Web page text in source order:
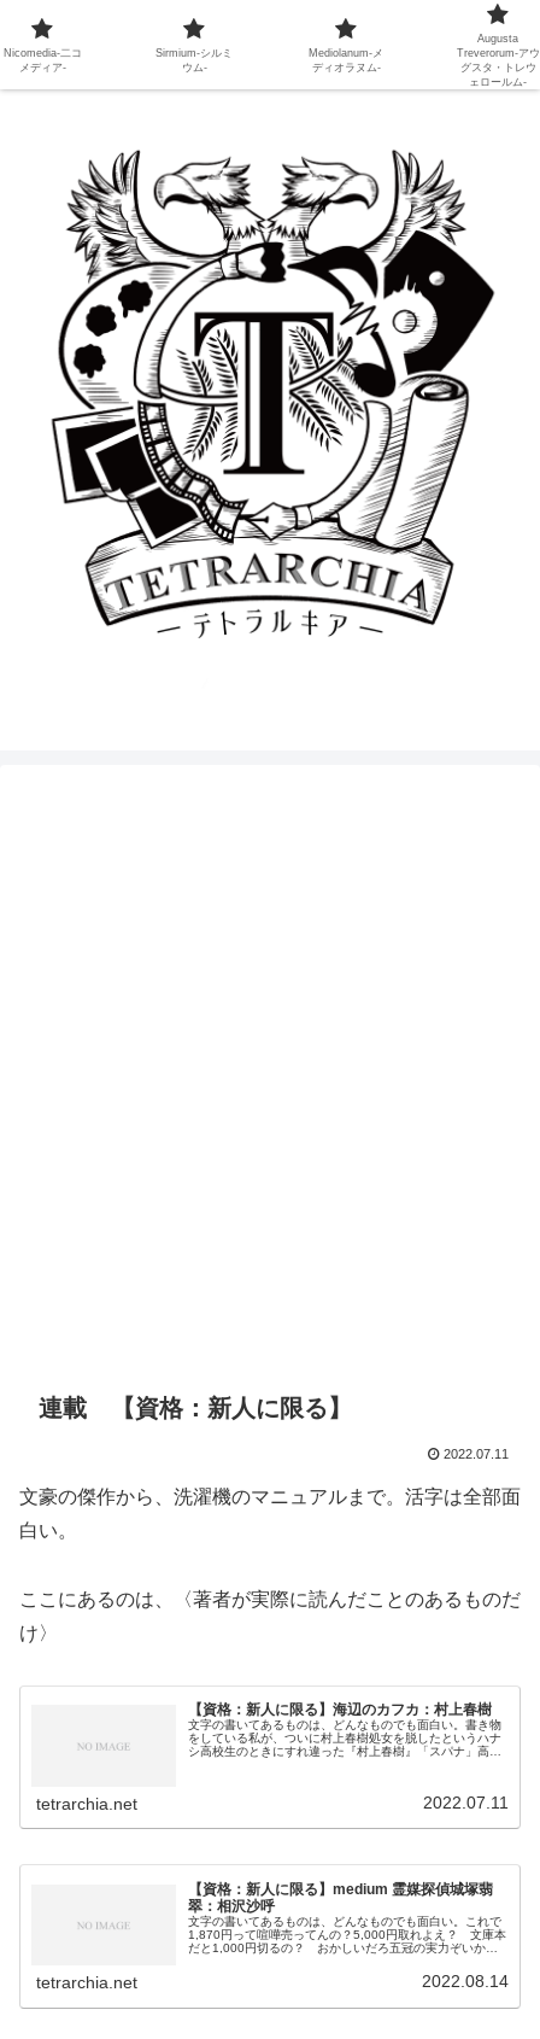
連載 【資格：新人に限る】
2022.07.11
文豪の傑作から、洗濯機のマニュアルまで。活字は全部面
白い。
ここにあるのは、〈著者が実際に読んだことのあるものだ
け〉
【資格：新人に限る】海辺のカフカ：村上春樹
文字の書いてあるものは、どんなものでも面白い。書き物
をしている私が、ついに村上春樹処女を脱したというハナ
シ高校生のときにすれ違った『村上春樹』「スパナ」高校
tetrarchia.net 2022.07.11
【資格：新人に限る】medium 霊媒探偵城塚翡
翠：相沢沙呼
文字の書いてあるものは、どんなものでも面白い。これで
1,870円って喧嘩売ってんの？5,000円取れよえ？ 文庫本
だと1,000円切るの？ おかしいだろ五冠の実力ぞいかに
tetrarchia.net 2022.08.14
Nicomedia-二コ
メディア-
Sirmium-シルミ
ウム-
Mediolanum-メ
ディオラヌム-
Augusta
Treverorum-アウ
グスタ・トレウ
ェロールム-